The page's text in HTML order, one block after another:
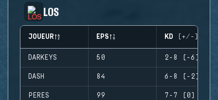
LOS
JOUEUR EPS KD (+/-)
DARKEYS 50 2-8 (-6)
DASH 84 6-8 (-2)
PERES 99 7-7 (0)